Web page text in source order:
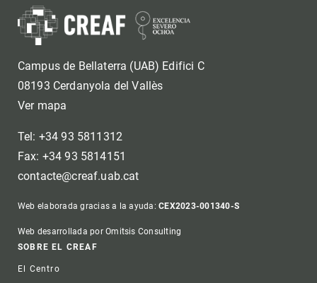
Campus de Bellaterra (UAB) Edifici C
08193 Cerdanyola del Vallès
Ver mapa
Tel: +34 93 5811312
Fax: +34 93 5814151
contacte@creaf.uab.cat
Web elaborada gracias a la ayuda:CEX2023-001340-S
Web desarrollada por Omitsis Consulting
Footer
SOBRE EL CREAF
El Centro